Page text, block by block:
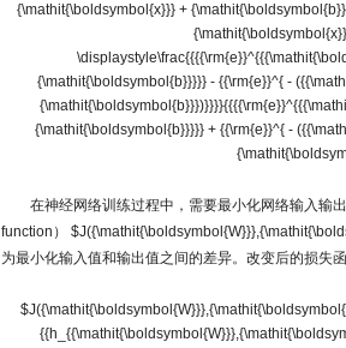
{\mathit{\boldsymbol{x}}} +
{\mathit{\boldsymbol{b}}}}} - {{\rm{e}}^{ -
{\mathit{\boldsymbol{b}}}}} + {{\rm{e}}^{ -
在神经网络训练过程中，需要最小化网络输入输
function）
为最小化输入值和输出值之间的差异。改变后的损失